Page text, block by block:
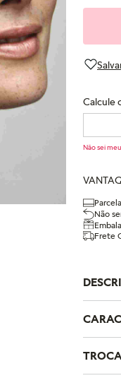
Calcule
Não sei
Não
Frete